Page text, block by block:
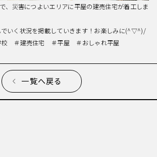
、災害につよいエリアに平屋の建売住宅が着工しま
でいく状況を掲載していきます！お楽しみに(^▽^)/
校 ＃建売住宅 ＃平屋 ＃おしゃれ平屋
一覧へ戻る